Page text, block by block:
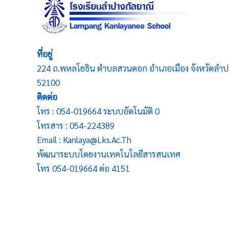
ที่อยู่
224 ถ.พหลโยธิน ตำบลสวนดอก อำเภอเมือง จังหวัดลำป
52100
ติดต่อ
โทร : 054-019664 ระบบอัตโนมัติ 0
โทรสาร : 054-224389
Email : Kanlaya@lks.ac.th
พัฒนาระบบโดยงานเทคโนโลยีสารสนเทศ
โทร 054-019664 ต่อ 4151